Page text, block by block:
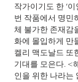
작가이기도 한 ‘
번 작품에서 명민
체 불가한 존재감
화에 몰입하게 만
켈리 맥도날드 또
기대를 모은다. <
인을 위한 나라는